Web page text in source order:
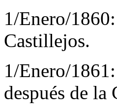
1/Enero/1860:
Castillejos.
1/Enero/1861:
después de la